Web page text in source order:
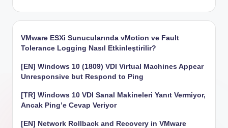
VMware ESXi Sunucularında vMotion ve Fault
Tolerance Logging Nasıl Etkinleştirilir?
[EN] Windows 10 (1809) VDI Virtual Machines Appear
Unresponsive but Respond to Ping
[TR] Windows 10 VDI Sanal Makineleri Yanıt Vermiyor,
Ancak Ping’e Cevap Veriyor
[EN] Network Rollback and Recovery in VMware